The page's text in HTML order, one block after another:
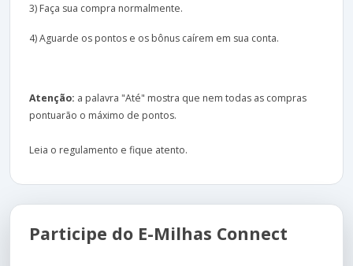
3) Faça sua compra normalmente.
4) Aguarde os pontos e os bônus caírem em sua conta.
Atenção: a palavra "Até" mostra que nem todas as compras
pontuarão o máximo de pontos.
Leia o regulamento e fique atento.
Participe do E-Milhas Connect